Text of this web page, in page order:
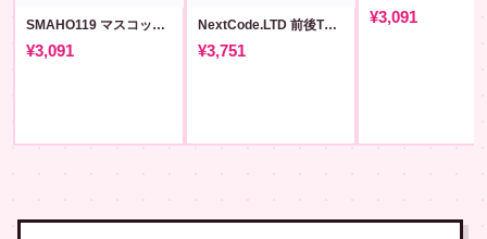
SMAHO119 マスコットロゴT #19
¥3,091
NextCode.LTD 前後T【左胸ロゴ版】#171
¥3,751
¥3,091